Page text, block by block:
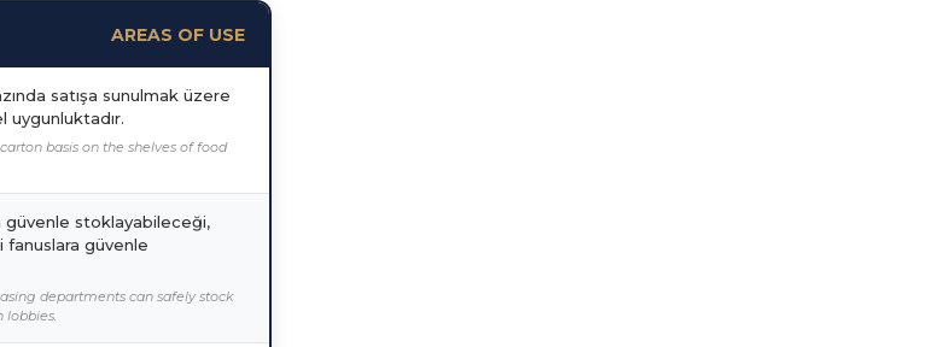
AREAS OF USE
satışa sunulmak üzere
basis on the shelves of food
güvenle stoklayabileceği,
güvenle
departments can safely stock
lobbies.